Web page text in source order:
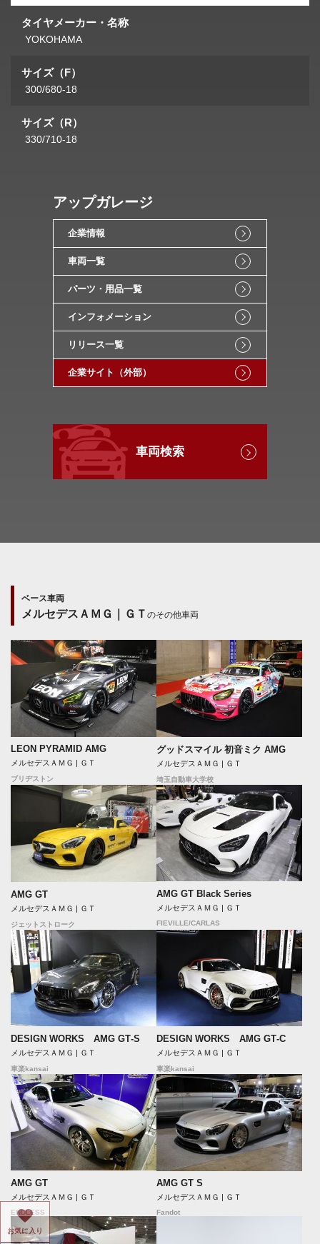
タイヤメーカー・名称
YOKOHAMA
サイズ（F）
300/680-18
サイズ（R）
330/710-18
アップガレージ
企業情報
車両一覧
パーツ・用品一覧
インフォメーション
リリース一覧
企業サイト（外部）
車両検索
ベース車両
メルセデスＡＭＧ｜ＧＴ のその他車両
LEON PYRAMID AMG
メルセデスＡＭＧ | ＧＴ
ブリヂストン
グッドスマイル 初音ミク AMG
メルセデスＡＭＧ | ＧＴ
埼玉自動車大学校
AMG GT
メルセデスＡＭＧ | ＧＴ
ジェットストローク
AMG GT Black Series
メルセデスＡＭＧ | ＧＴ
FIEVILLE/CARLAS
DESIGN WORKS AMG GT‐S
メルセデスＡＭＧ | ＧＴ
車楽kansai
DESIGN WORKS AMG GT‐C
メルセデスＡＭＧ | ＧＴ
車楽kansai
AMG GT
メルセデスＡＭＧ | ＧＴ
ENDLESS
AMG GT S
メルセデスＡＭＧ | ＧＴ
Fandot
お気に入り